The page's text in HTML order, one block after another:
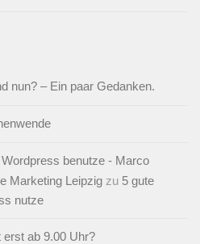
nun? – Ein paar Gedanken.
benutze - Marco
Marketing Leipzig zu 5 gute
nutze
erst ab 9.00 Uhr?